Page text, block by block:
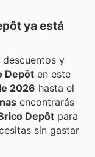
ya está
descuentos y
Depôt en este
2026 hasta el
encontrarás
Depôt para
sin gastar